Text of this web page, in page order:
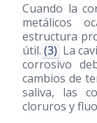
Cuando la
metálicos
estructura
útil. (3) La
corrosivo
cambios de
saliva, las
cloruros y